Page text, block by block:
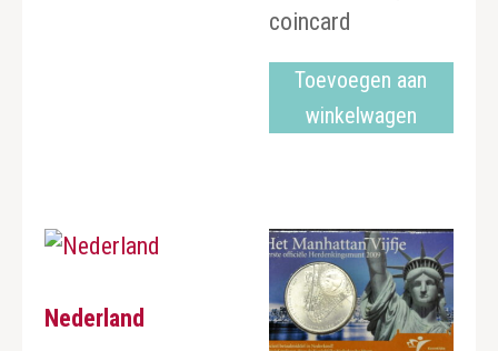
coincard
Toevoegen aan
winkelwagen
Nederland